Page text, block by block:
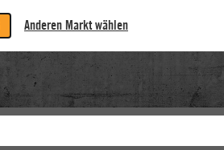
Anderen Markt wählen